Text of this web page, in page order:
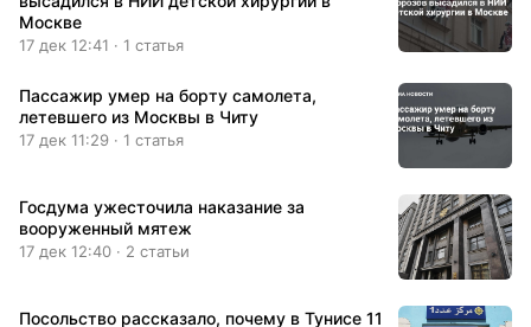
Москве
17 дек 12:41 · 1 статья
Пассажир умер на борту самолета,
летевшего из Москвы в Читу
17 дек 11:29 · 1 статья
Госдума ужесточила наказание за
вооруженный мятеж
17 дек 12:40 · 2 статьи
Посольство рассказало, почему в Тунисе 11